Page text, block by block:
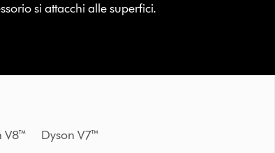
si attacchi alle superfici.
V8™ Dyson V7™